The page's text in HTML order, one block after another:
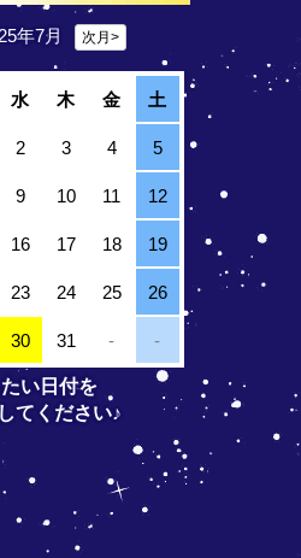
年7月 次月>
水 木 金 土
2 3 4 5
9 10 11 12
16 17 18 19
23 24 25 26
30 31 - -
い日付を
てください♪